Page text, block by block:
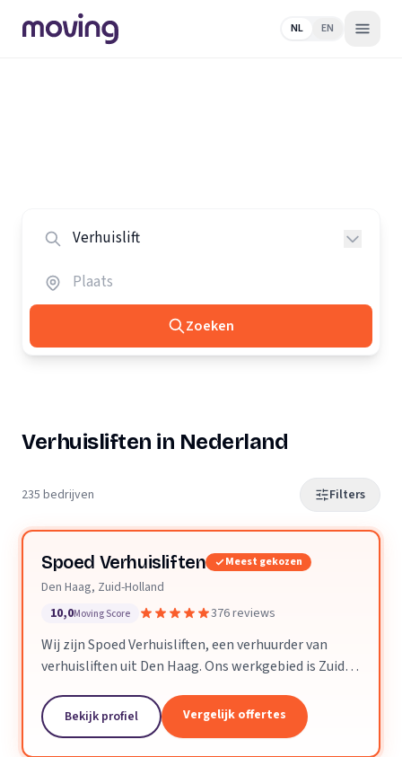
NL EN
Zoeken
Verhuisliften in Nederland
235 bedrijven Filters
Spoed Verhuisliften Meest gekozen
Den Haag, Zuid-Holland
10,0Moving Score 376 reviews
Wij zijn Spoed Verhuisliften, een verhuurder van
verhuisliften uit Den Haag. Ons werkgebied is Zuid-
Bekijk profiel Vergelijk offertes